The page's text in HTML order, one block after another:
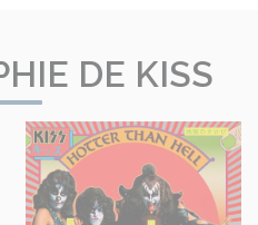
DE KISS